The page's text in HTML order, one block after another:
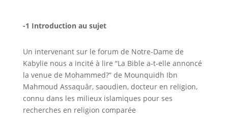
-1 Introduction au sujet
Un intervenant sur le forum de Notre-Dame de
Kabylie nous a incité à lire “La Bible a-t-elle annoncé
la venue de Mohammed?” de Mounquidh Ibn
Mahmoud Assaquâr, saoudien, docteur en religion,
connu dans les milieux islamiques pour ses
recherches en religion comparée